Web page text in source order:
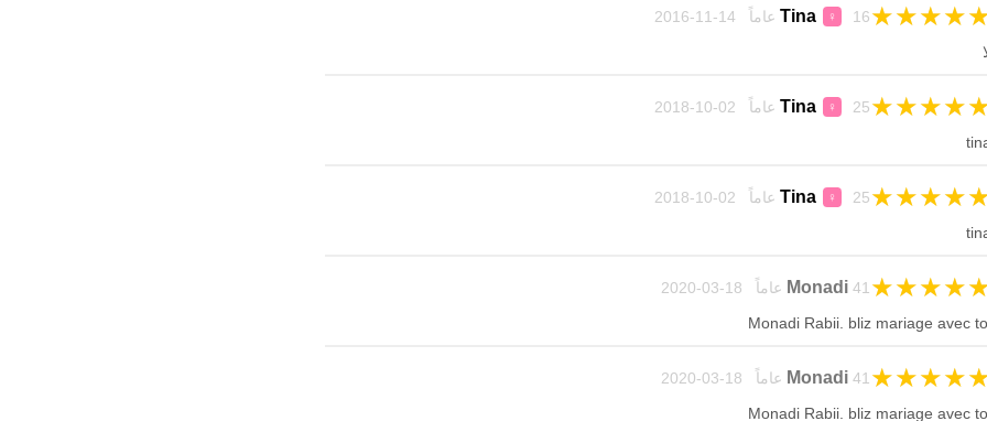
Tina ♀ 16 عاماً 14-11-2016 ★
★
★
★
Tina ♀ 25 عاماً 02-10-2018 ★
★
★
★
Tina ♀ 25 عاماً 02-10-2018 ★
★
★
★
Monadi41 عاماً 18-03-2020 ★
★
★
★
Monadi Rabii. bliz mariage avec
Monadi41 عاماً 18-03-2020 ★
★
★
★
Monadi Rabii. bliz mariage avec